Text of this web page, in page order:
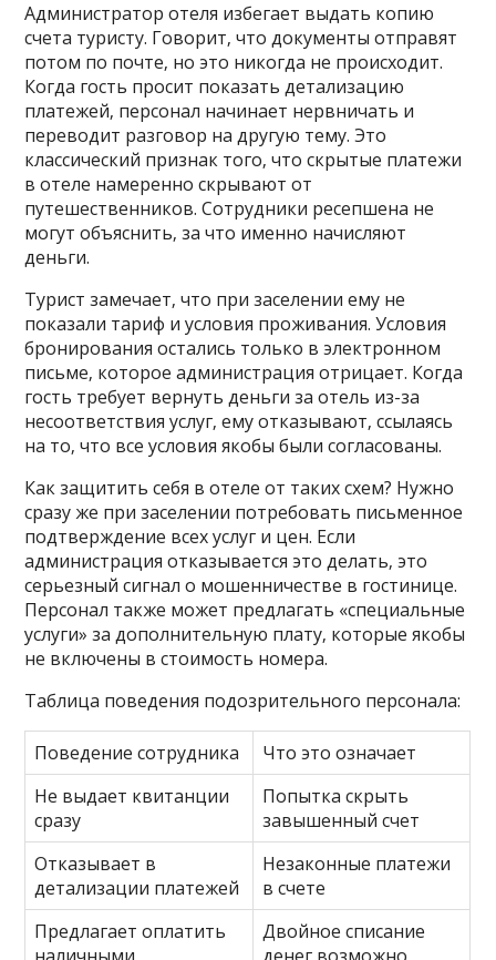
Администратор отеля избегает выдать копию
счета туристу. Говорит‚ что документы отправят
потом по почте‚ но это никогда не происходит.
Когда гость просит показать детализацию
платежей‚ персонал начинает нервничать и
переводит разговор на другую тему. Это
классический признак того‚ что скрытые платежи
в отеле намеренно скрывают от
путешественников. Сотрудники ресепшена не
могут объяснить‚ за что именно начисляют
деньги.
Турист замечает‚ что при заселении ему не
показали тариф и условия проживания. Условия
бронирования остались только в электронном
письме‚ которое администрация отрицает. Когда
гость требует вернуть деньги за отель из-за
несоответствия услуг‚ ему отказывают‚ ссылаясь
на то‚ что все условия якобы были согласованы.
Как защитить себя в отеле от таких схем? Нужно
сразу же при заселении потребовать письменное
подтверждение всех услуг и цен. Если
администрация отказывается это делать‚ это
серьезный сигнал о мошенничестве в гостинице.
Персонал также может предлагать «специальные
услуги» за дополнительную плату‚ которые якобы
не включены в стоимость номера.
Таблица поведения подозрительного персонала:
Поведение сотрудника
Что это означает
Не выдает квитанции
сразу
Попытка скрыть
завышенный счет
Отказывает в
детализации платежей
Незаконные платежи
в счете
Предлагает оплатить
Двойное списание